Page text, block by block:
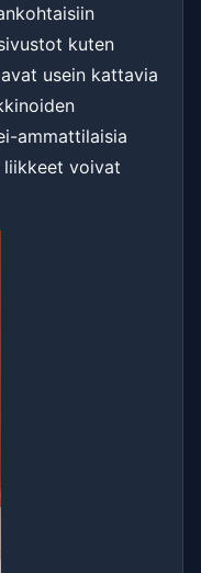
kuten
usein kattavia
ammattilaisia
liikkeet voivat